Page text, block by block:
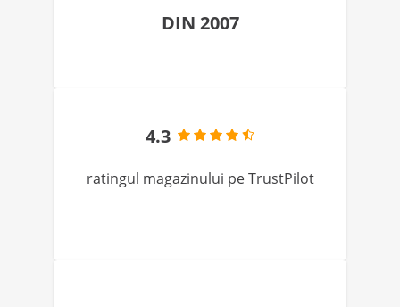
DIN 2007
4.3
ratingul magazinului pe TrustPilot